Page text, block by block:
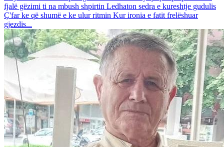
fjalë gëzimi ti na mbush shpirtin Ledhaton sedra e kureshtje gudulis
Ç'far ke që shumë e ke ulur ritmin Kur ironia e fatit frelëshuar
gjezdis...